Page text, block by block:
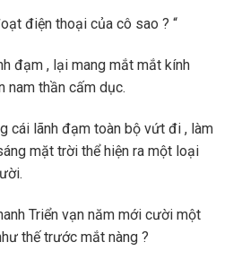
điện thoại của cô sao ? “
đạm , lại mang mắt mắt kính
nam thần cấm dục.
cái lãnh đạm toàn bộ vứt đi , làm
mặt trời thể hiện ra một loại
Triển vạn năm mới cười một
thế trước mắt nàng ?